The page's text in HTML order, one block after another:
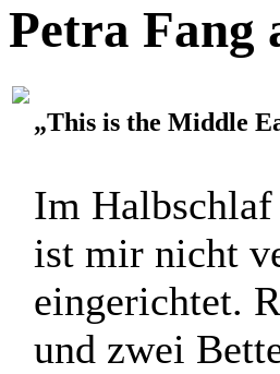
Petra Fang
„This is the Middle
Im
ist mir nicht
eingerichtet.
und zwei